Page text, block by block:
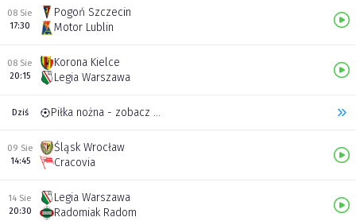
08 Sie
17:30
Pogoń Szczecin
Motor Lublin
08 Sie
20:15
Korona Kielce
Legia Warszawa
Dziś Piłka nożna - zobacz inne transmisje
09 Sie
14:45
Śląsk Wrocław
Cracovia
14 Sie
20:30
Legia Warszawa
Radomiak Radom